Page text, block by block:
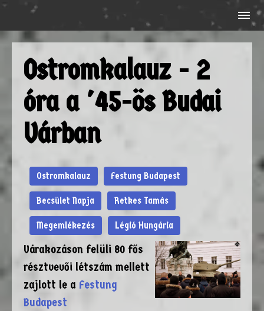
Ostromkalauz - 2
óra a '45-ös Budai
Várban
Ostromkalauz Festung Budapest
Becsület Napja Retkes Tamás
Megemlékezés Légió Hungária
Várakozáson felüli 80 fős
résztvevői létszám mellett
zajlott le a Festung
Budapest